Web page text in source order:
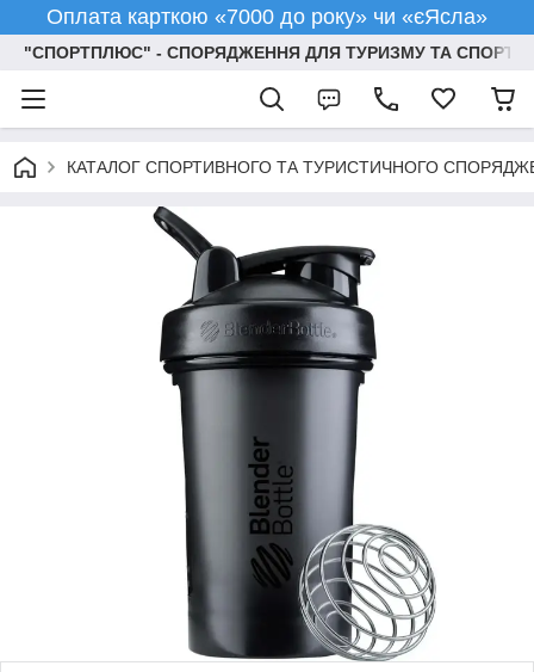
Оплата карткою «7000 до року» чи «єЯсла»
"СПОРТПЛЮС" - СПОРЯДЖЕННЯ ДЛЯ ТУРИЗМУ ТА СПОРТУ
КАТАЛОГ СПОРТИВНОГО ТА ТУРИСТИЧНОГО